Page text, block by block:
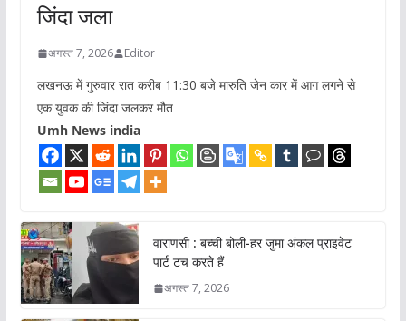
जिंदा जला
अगस्त 7, 2026 Editor
लखनऊ में गुरुवार रात करीब 11:30 बजे मारुति जेन कार में आग लगने से
एक युवक की जिंदा जलकर मौत
Umh News india
वाराणसी : बच्ची बोली-हर जुमा अंकल प्राइवेट
पार्ट टच करते हैं
अगस्त 7, 2026